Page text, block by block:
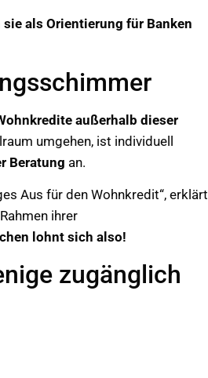
sie als Orientierung für Banken
außerhalb dieser
umgehen, ist individuell
Beratung an.
Aus für den Wohnkredit“, erklärt
ihrer
lohnt sich also!
zugänglich